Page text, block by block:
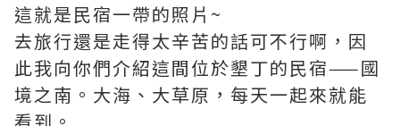
這就是民宿一帶的照片~
去旅行還是走得太辛苦的話可不行啊，因
此我向你們介紹這間位於墾丁的民宿——國
境之南。大海、大草原，每天一起來就能